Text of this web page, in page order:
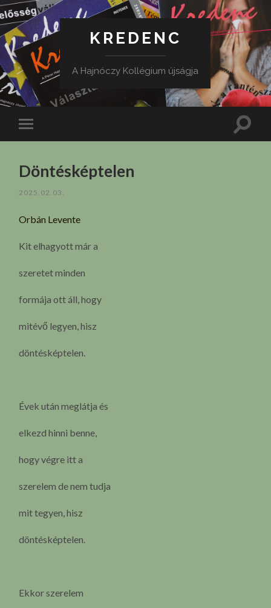
KREDENC
A Hajnóczy Kollégium újságja
Toggle
mobile
Toggle
Döntésképtelen
2025.02.03.
Orbán Levente
Kit elhagyott már a
szeretet minden
formája ott áll, hogy
mitévő legyen, hisz
döntésképtelen.
Évek után meglátja és
elkezd hinni benne,
hogy végre itt a
szerelem de nem tudja
mit tegyen, hisz
döntésképtelen.
Ekkor szerelem